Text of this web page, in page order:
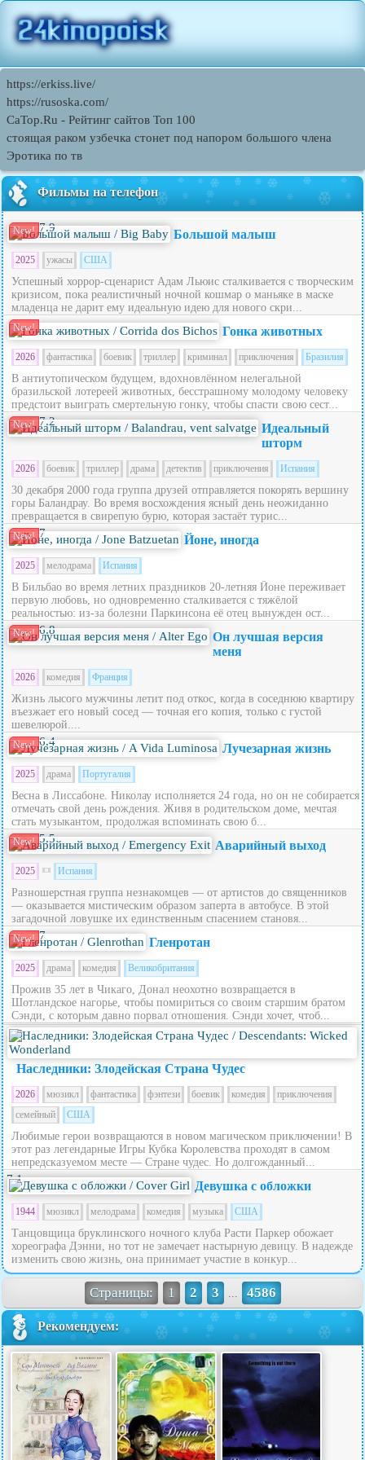
https://erkiss.live/
https://rusoska.com/
CaTop.Ru - Рейтинг сайтов Toп 100
стоящая раком узбечка стонет под напором большого члена
Эротика по тв
Фильмы на телефон
New! 7.9 Большой малыш
2025 ужасы США
Успешный хоррор-сценарист Адам Льюис сталкивается с творческим
кризисом, пока реалистичный ночной кошмар о маньяке в маске
младенца не дарит ему идеальную идею для нового скри...
New! Гонка животных
2026 фантастика боевик триллер криминал приключения Бразилия
В антиутопическом будущем, вдохновлённом нелегальной
бразильской лотереей животных, бесстрашному молодому человеку
предстоит выиграть смертельную гонку, чтобы спасти свою сест...
New! 7.2
Идеальный
шторм
2026 боевик триллер драма детектив приключения Испания
30 декабря 2000 года группа друзей отправляется покорять вершину
горы Баландрау. Во время восхождения ясный день неожиданно
превращается в свирепую бурю, которая застаёт турис...
New! 7 Йоне, иногда
2025 мелодрама Испания
В Бильбао во время летних праздников 20‑летняя Йоне переживает
первую любовь, но одновременно сталкивается с тяжёлой
реальностью: из‑за болезни Паркинсона её отец вынужден ост...
New! 6.8
Он лучшая версия
меня
2026 комедия Франция
Жизнь лысого мужчины летит под откос, когда в соседнюю квартиру
въезжает его новый сосед — точная его копия, только с густой
шевелюрой....
New! 6.4 Лучезарная жизнь
2025 драма Португалия
Весна в Лиссабоне. Николау исполняется 24 года, но он не собирается
отмечать свой день рождения. Живя в родительском доме, мечтая
стать музыкантом, продолжая вспоминать свою б...
New! 5.5 Аварийный выход
2025 Испания
Разношерстная группа незнакомцев — от артистов до священников
— оказывается мистическим образом заперта в автобусе. В этой
загадочной ловушке их единственным спасением становя...
New! 7 Гленротан
2025 драма комедия Великобритания
Прожив 35 лет в Чикаго, Донал неохотно возвращается в
Шотландское нагорье, чтобы помириться со своим старшим братом
Сэнди, с которым давно порвал отношения. Сэнди хочет, чтоб...
5.6
Наследники: Злодейская Страна Чудес
2026 мюзикл фантастика фэнтези боевик комедия
приключения
семейный
США
Любимые герои возвращаются в новом магическом приключении! В
этот раз легендарные Игры Кубка Королевства проходят в самом
непредсказуемом месте — Стране чудес. Но долгожданный...
7.1 Девушка с обложки
1944 мюзикл мелодрама комедия музыка США
Танцовщица бруклинского ночного клуба Расти Паркер обожает
хореографа Дэнни, но тот не замечает настырную девицу. В надежде
изменить свою жизнь, она принимает участие в конкур...
Страницы: 1 2 3 ... 4586
Рекомендуем: